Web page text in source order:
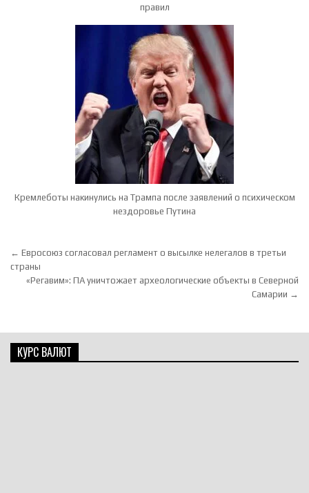
правил
Кремлеботы накинулись на Трампа после заявлений о психическом
нездоровье Путина
Навигация по записям
← Евросоюз согласовал регламент о высылке нелегалов в третьи
страны
«Регавим»: ПА уничтожает археологические объекты в Северной
Самарии →
КУРС ВАЛЮТ